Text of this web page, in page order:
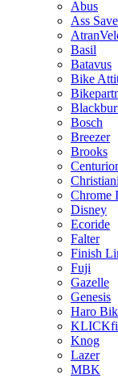
Abus
Ass
Basil
Batavus
Bike
Bosch
Breezer
Brooks
Chrome
Disney
Ecoride
Falter
Finish
Fuji
Gazelle
Genesis
Haro
Knog
Lazer
MBK